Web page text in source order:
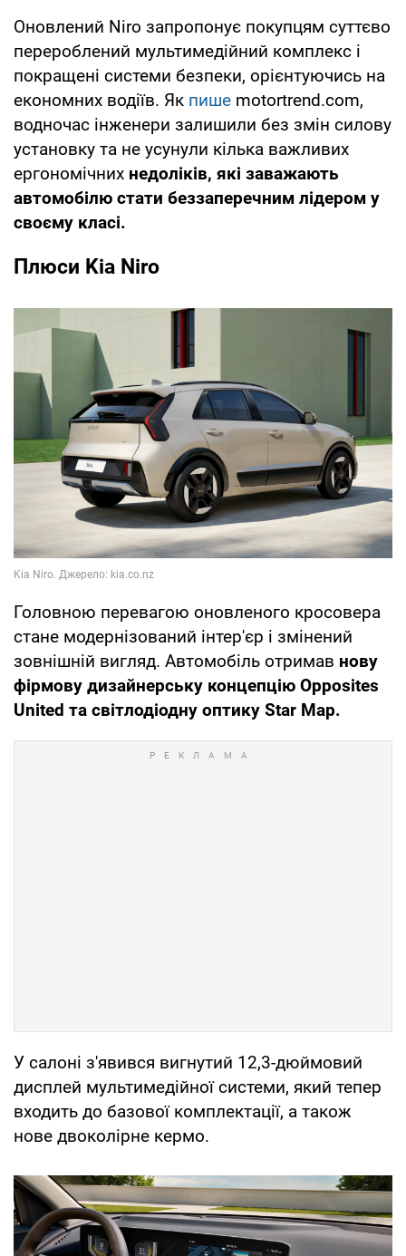
Оновлений Niro запропонує покупцям суттєво
перероблений мультимедійний комплекс і
покращені системи безпеки, орієнтуючись на
економних водіїв. Як пише motortrend.com,
водночас інженери залишили без змін силову
установку та не усунули кілька важливих
ергономічних недоліків, які заважають
автомобілю стати беззаперечним лідером у
своєму класі.
Плюси Kia Niro
Головною перевагою оновленого кросовера
стане модернізований інтер'єр і змінений
зовнішній вигляд. Автомобіль отримав нову
фірмову дизайнерську концепцію Opposites
United та світлодіодну оптику Star Map.
У салоні з'явився вигнутий 12,3-дюймовий
дисплей мультимедійної системи, який тепер
входить до базової комплектації, а також
нове двоколірне кермо.